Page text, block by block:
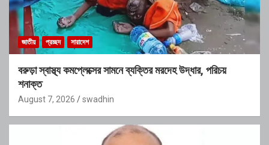
জাতীয় প্রচ্ছদ সারাদেশ
বরুড়া স্বাস্থ্য কমপ্লেক্সের সামনে ব্যক্তির মরদেহ উদ্ধার, পরিচয়
শনাক্ত
August 7, 2026 swadhin